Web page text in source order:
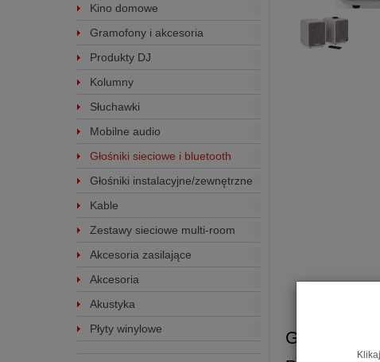
Głośnik
Kino domowe
Gramofony i akcesoria
Produkty DJ
Kolumny
Słuchawki
Mobilne audio
Głośniki sieciowe i bluetooth
Głośniki instalacyjne/zewnętrzne
Kable
Zestawy sieciowe multi-room
Akcesoria zasilające
Akcesoria
Akustyka
Płyty winylowe